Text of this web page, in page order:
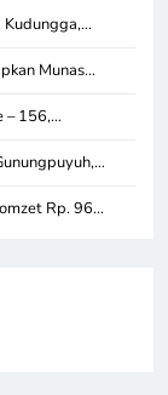
Kudungga,…
Munas…
– 156,…
Rp. 96…